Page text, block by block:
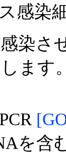
感染
染さ
ます
を